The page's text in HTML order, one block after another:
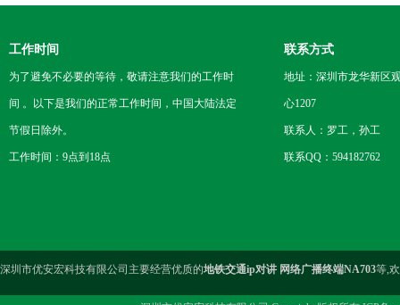
工作时间
为了避免不必要的等待，敬请注意我们的工作时
间 。以下是我们的正常工作时间，中国大陆法定
节假日除外。
工作时间：9点到18点
联系方式
地址：深圳市龙华新区
心1207
联系人：罗工，孙工
联系QQ：594182762
深圳市优安宏科技有限公司主要经营优质的地铁交通ip对讲 网络广播终端NA703等,